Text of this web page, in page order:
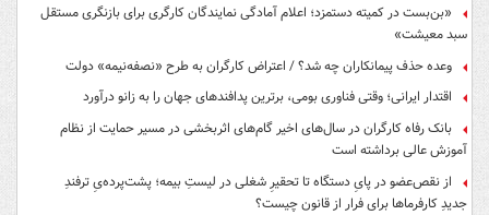
«بن‌بست در کمیته دستمزد؛ اعلام آمادگی نمایندگان کارگری برای بازنگری مستقل
سبد معیشت»
وعده حذف پیمانکاران چه شد؟ / اعتراض کارگران به طرح «نصفه‌نیمه» دولت
اقتدار ایرانی؛ وقتی فناوری بومی، برترین پدافندهای جهان را به زانو درآورد
بانک رفاه کارگران در سال‌های اخیر گام‌های اثربخشی در مسیر حمایت از نظام
آموزش عالی برداشته است
از نقص‌عضو در پایِ دستگاه تا تحقیرِ شغلی در لیستِ بیمه؛ پشت‌پرده‌یِ ترفندِ
جدیدِ کارفرماها برای فرار از قانون چیست؟